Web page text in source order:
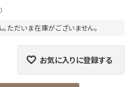
ただいま在庫がございません。
お気に入りに登録する